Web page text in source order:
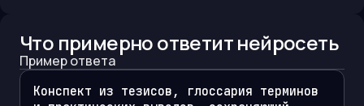
Что примерно ответит нейросеть
Пример ответа
Конспект из тезисов, глоссария терминов